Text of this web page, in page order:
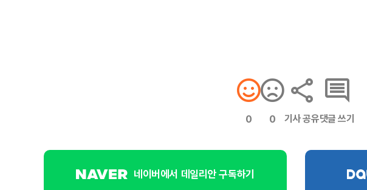
0 0 기사 공유댓글 쓰기
네이버에서 데일리안 구독하기